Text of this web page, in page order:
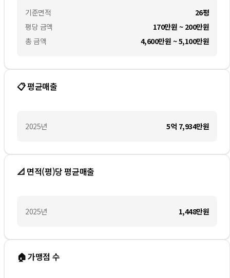
기준면적
평당 금액
총 금액
26평
170만원 ~ 200만원
4,600만원 ~ 5,100만원
📋 평균매출
2025년 5억 7,934만원
📐 면적(평)당 평균매출
2025년 1,448만원
🏠 가맹점 수